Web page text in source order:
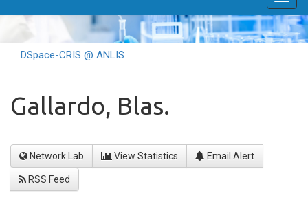
DSpace-CRIS @ ANLIS
Gallardo, Blas.
Network Lab View Statistics Email Alert
RSS Feed